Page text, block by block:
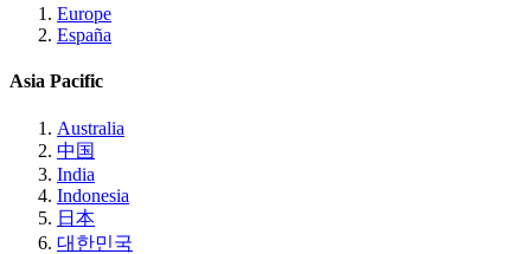
Europe
España
Asia Pacific
Australia
中国
India
Indonesia
日本
대한민국